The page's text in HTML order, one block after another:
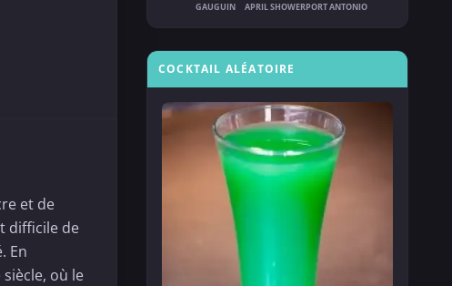
et de
difficile de
En
où le
GAUGUIN APRIL SHOWERPORT ANTONIO
COCKTAIL ALÉATOIRE